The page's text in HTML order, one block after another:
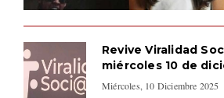
Revive Viralidad
miércoles 10 de
Miércoles, 10 Diciembre 2025